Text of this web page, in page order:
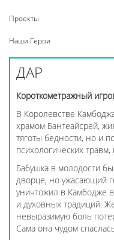
Проекты
Наши Герои
ДАР
Короткометражный
В Королевстве
храмом Бантеайсрей,
тяготы бедности, но и
психологических
Бабушка в молодости
дворце, но ужасающий
уничтожил в Камбодже
и духовных традиций.
невыразимую боль
Сама она чудом